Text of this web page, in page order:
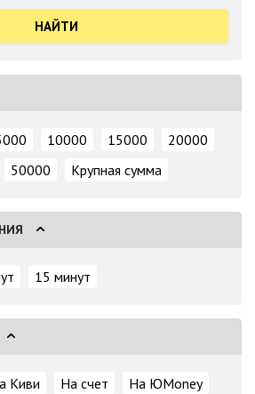
10000 15000
20000
50000 Крупная сумма
15 минут
Киви На счет
На ЮMoney